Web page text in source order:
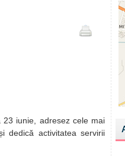
23 iunie, adresez cele mai
dedică activitatea servirii